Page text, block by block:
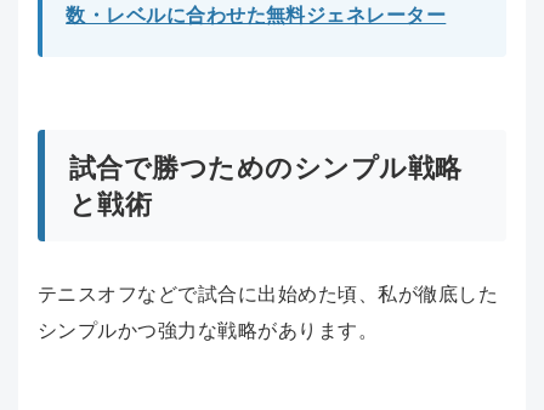
数・レベルに合わせた無料ジェネレーター
試合で勝つためのシンプル戦略
と戦術
テニスオフなどで試合に出始めた頃、私が徹底した
シンプルかつ強力な戦略があります。